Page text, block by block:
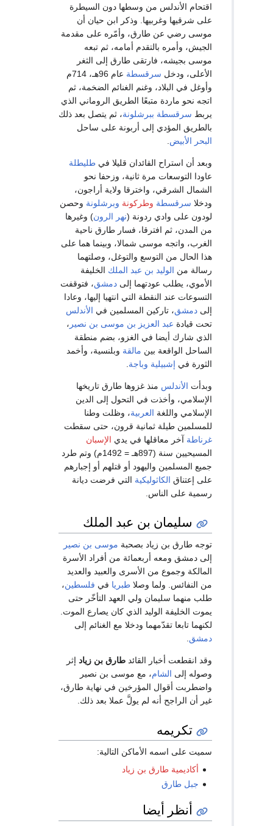
اقتحام الأندلس من وسطها دون السيطرة
على شرقيها وغربيها. وذكر ابن حيان أن
موسى رضي عن طارق، وأمّره على مقدمة
الجيش، وأمره بالتقدم أمامه، ثم تبعه
موسى بجيشه، فارتقى طارق إلى الثغر
الأعلى، ودخلسرقسطة
عام 96هـ، 714م
وأوغل في البلاد، وغنم الغنائم الضخمة، ثم
اتجه نحو ماردة متبعًا الطريق الروماني الذي
سرقسطة ببرشلونة، ثم يتصل بعد ذلك
بالطريق المؤدي إلى أربونة على ساحل
.
وبعد أن استراح القائدان قليلا فيطليطلة
عاودا التوسعات مرة ثانية، وزحفا نحو
الشمال الشرقي، واخترقا ولاية أراجون،
سرقسطة وطركونة وبرشلونةوحصن
لودون على وادي ردونة (نهر الرون) وغيرها
من المدن، ثم افترقا، فسار طارق ناحية
الغرب، واتجه موسى شمالا، وبينما هما على
هذا الحال من التوسع والتوغل، وصلتهما
الوليد بن عبد الملكالخليفة
الأموي، يطلب عودتهما إلىدمشق، فتوقفت
التسوعات عند النقطة التي انتهيا إليها، وعادا
، تاركين المسلمين فيالأندلس
عبد العزيز بن موسى بن نصير،
الذي شارك أيضا في الغزو، بضم منطقة
الساحل الواقعة بين مالقةوبلنسية، وأخمد
إشبيلية وباجة.
الأندلسمنذ غزوها طارق تاريخها
الإسلامي، وأخذت في التحول إلى الدين
الإسلامي واللغةالعربية، وظلت وطنا
للمسلمين طيلة ثمانية قرون، حتى سقطت
آخر معاقلها في يديالإسبان
المسيحيين سنة (897هـ = 1492م) وتم طرد
جميع المسلمين واليهود أو قتلهم أو إجبارهم
الكاثوليكيةالتي فرضت ديانة
رسمية على الناس.
سليمان بن عبد الملك
توجه طارق بن زياد بصحبة موسى بن نصير
إلى دمشق ومعه أربعمائة من أفراد الأسرة
المالكة وجموع من الأسرى والعبيد والعديد
من النفائس. ولما وصلا طبريافيفلسطين،
طلب منهما سليمان ولي العهد التأخّر حتى
يموت الخليفة الوليد الذي كان يصارع الموت.
لكنهما تابعا تقدّمهما ودخلا مع الغنائم إلى
وقد انقطعت أخبار القائد طارق بن زيادإثر
الشام، مع موسى بن نصير
واضطربت أقوال المؤرخين في نهاية طارق،
غير أن الراجح أنه لم يولَّ عملا بعد ذلك.
تكريمه
سميت على اسمه الأماكن التالية:
أكاديمية طارق بن زياد
جبل طارق
أنظر أيضا